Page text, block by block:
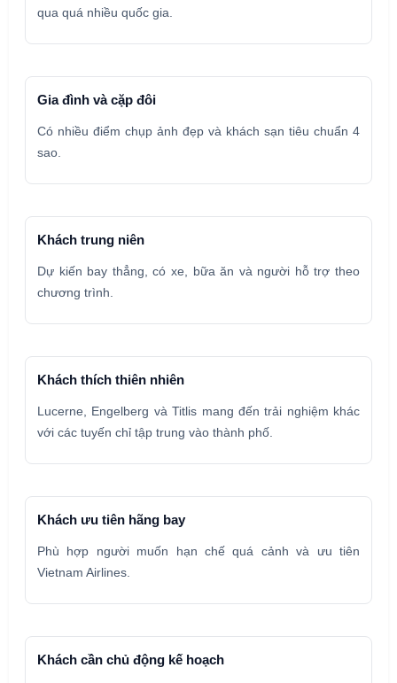
qua quá nhiều quốc gia.
Gia đình và cặp đôi
Có nhiều điểm chụp ảnh đẹp và khách sạn tiêu chuẩn 4
sao.
Khách trung niên
Dự kiến bay thẳng, có xe, bữa ăn và người hỗ trợ theo
chương trình.
Khách thích thiên nhiên
Lucerne, Engelberg và Titlis mang đến trải nghiệm khác
với các tuyến chỉ tập trung vào thành phố.
Khách ưu tiên hãng bay
Phù hợp người muốn hạn chế quá cảnh và ưu tiên
Vietnam Airlines.
Khách cần chủ động kế hoạch